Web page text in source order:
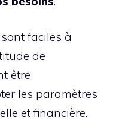
faciles à
de
être
les paramètres
et financière.